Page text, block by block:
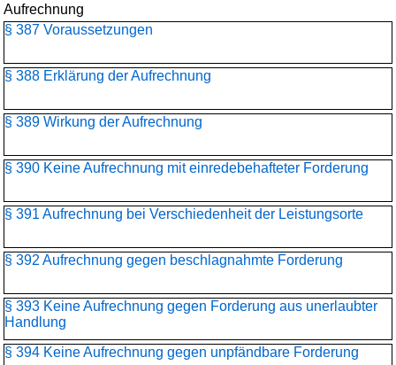
Aufrechnung
§ 387 Voraussetzungen
§ 388 Erklärung der Aufrechnung
§ 389 Wirkung der Aufrechnung
§ 390 Keine Aufrechnung mit einredebehafteter Forderung
§ 391 Aufrechnung bei Verschiedenheit der Leistungsorte
§ 392 Aufrechnung gegen beschlagnahmte Forderung
§ 393 Keine Aufrechnung gegen Forderung aus unerlaubter
Handlung
§ 394 Keine Aufrechnung gegen unpfändbare Forderung